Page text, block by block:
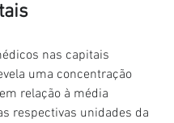
nas capitais
uma concentração
relação à média
respectivas unidades da